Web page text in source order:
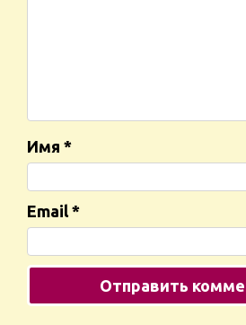
Имя *
Email *